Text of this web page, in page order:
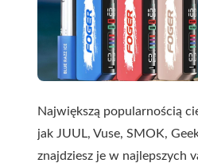
Największą popularnością
jak JUUL, Vuse, SMOK,
znajdziesz je w najlepszych